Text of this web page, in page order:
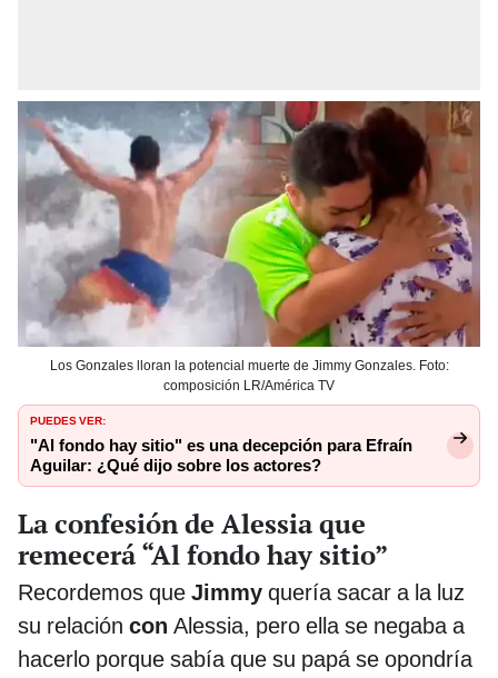
Los Gonzales lloran la potencial muerte de Jimmy Gonzales. Foto:
composición LR/América TV
PUEDES VER:
"Al fondo hay sitio" es una decepción para Efraín
Aguilar: ¿Qué dijo sobre los actores?
La confesión de Alessia que
remecerá “Al fondo hay sitio”
Recordemos que Jimmy quería sacar a la luz
su relación con Alessia, pero ella se negaba a
hacerlo porque sabía que su papá se opondría